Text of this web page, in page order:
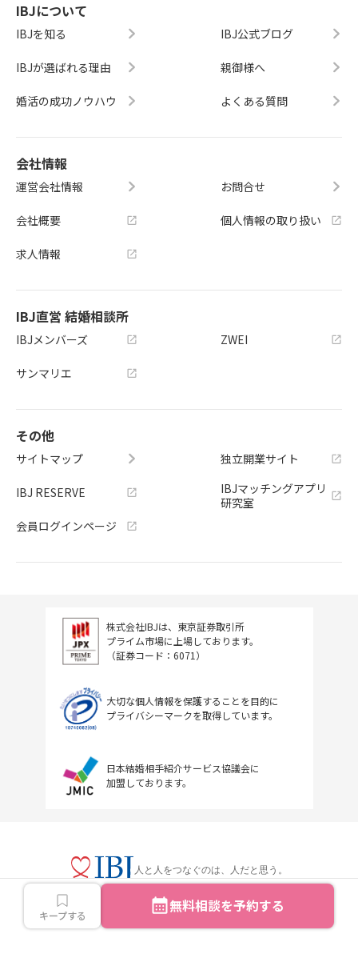
キープする 無料相談を予約する
IBJについて
IBJを知る
IBJが選ばれる理由
婚活の成功ノウハウ
IBJ公式ブログ
親御様へ
よくある質問
会社情報
運営会社情報
会社概要
求人情報
お問合せ
個人情報の取り扱い
IBJ直営 結婚相談所
IBJメンバーズ
サンマリエ
ZWEI
その他
サイトマップ
IBJ RESERVE
会員ログインページ
独立開業サイト
IBJマッチングアプリ
研究室
株式会社IBJは、東京証券取引所
プライム市場に上場しております。
（証券コード：6071）
大切な個人情報を保護することを目的に
プライバシーマークを取得しています。
日本結婚相手紹介サービス協議会に
加盟しております。
人と人をつなぐのは、人だと思う。